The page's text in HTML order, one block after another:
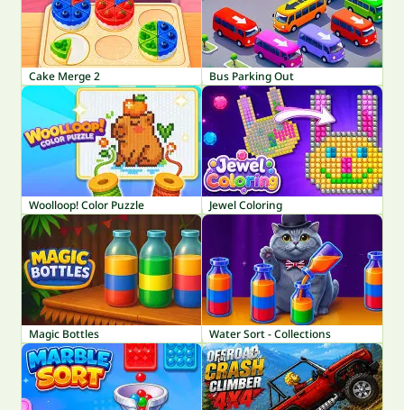
Cake Merge 2 Bus Parking Out
Woolloop! Color Puzzle Jewel Coloring
Magic Bottles Water Sort - Collections